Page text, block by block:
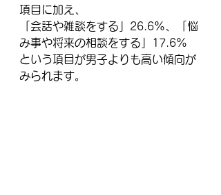
項目に加え、
「会話や雑談をする」26.6%、「悩
み事や将来の相談をする」17.6%
という項目が男子よりも高い傾向が
みられます。